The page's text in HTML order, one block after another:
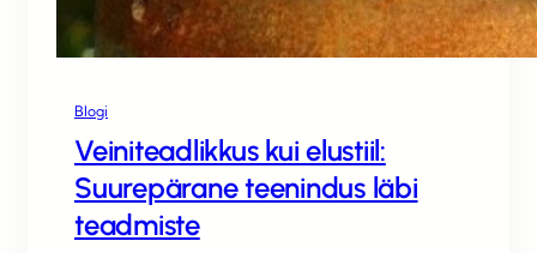
Blogi
Veiniteadlikkus kui elustiil:
Suurepärane teenindus läbi
teadmiste